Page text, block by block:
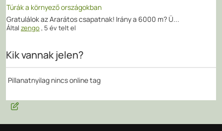
Túrák a környező országokban
Gratulálok az Ararátos csapatnak! Irány a 6000 m? Ü...
Által zengo, 5 év telt el
Kik vannak jelen?
Pillanatnyilag nincs online tag